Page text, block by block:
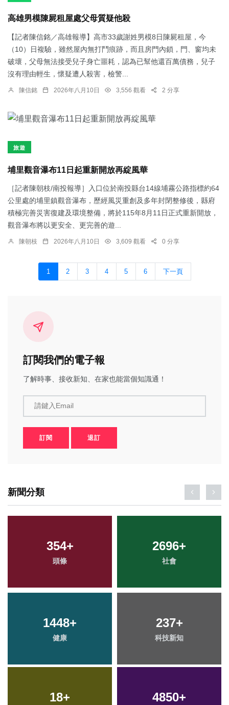
高雄男模陳屍租屋處父母質疑他殺
【記者陳信銘／高雄報導】高市33歲謝姓男模8日陳屍租屋，今
（10）日複驗，雖然屋內無打鬥痕跡，而且房門內鎖，門、窗均未
破壞，父母無法接受兒子身亡噩耗，認為已幫他還百萬債務，兒子
沒有理由輕生，懷疑遭人殺害，檢警...
陳信銘 2026年八月10日 3,556 觀看 2 分享
旅遊
埔里觀音瀑布11日起重新開放再綻風華
［記者陳朝枝/南投報導］入口位於南投縣台14線埔霧公路指標約64
公里處的埔里鎮觀音瀑布，歷經風災重創及多年封閉整修後，縣府
積極完善災害復建及環境整備，將於115年8月11日正式重新開放，
觀音瀑布將以更安全、更完善的遊...
陳朝枝 2026年八月10日 3,609 觀看 0 分享
1 2 3 4 5 6 下一頁
訂閱我們的電子報
了解時事、接收新知、在家也能當個知識通！
請鍵入Email
訂閱 退訂
新聞分類
354+
頭條
2696+
社會
1448+
健康
237+
科技新知
18+ 4850+